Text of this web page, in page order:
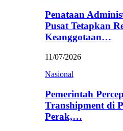
Penataan
Pusat Tetapkan
Keanggotaan…
11/07/2026
Nasional
Pemerintah
Transhipment di
Perak,…